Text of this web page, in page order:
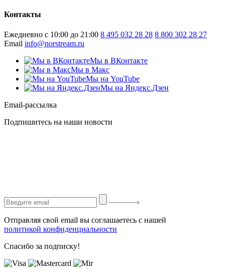
Контакты
Ежедневно с 10:00 до 21:00 8 495 032 28 28 8 800 302 28 27
Email info@norstream.ru
Мы в ВКонтакте
Мы в Макс
Мы на YouTube
Мы на Яндекс.Дзен
Email-рассылка
Подпишитесь на наши новости
Отправляя свой email вы соглашаетесь с нашей
политикой конфиденциальности
Спасибо за подписку!